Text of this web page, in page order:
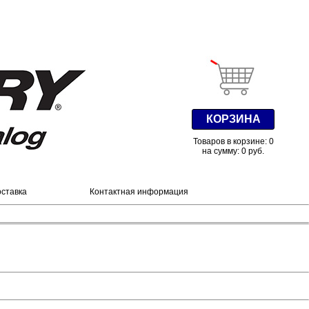
КОРЗИНА
Товаров в корзине: 0
на сумму: 0 руб.
Контактная информация